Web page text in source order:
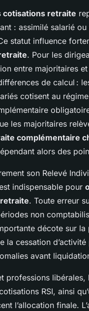
cotisations retraite
: assimilé salarié
statut influence
. Pour les
entre majoritaires
de calcul :
cotisent au
les majoritaires
complémentaire
alors des
son Relevé
indispensable pour
. Toute erreur
non
décote sur la
la cessation
avant
professions libérales,
RSI, ainsi
l’allocation finale.